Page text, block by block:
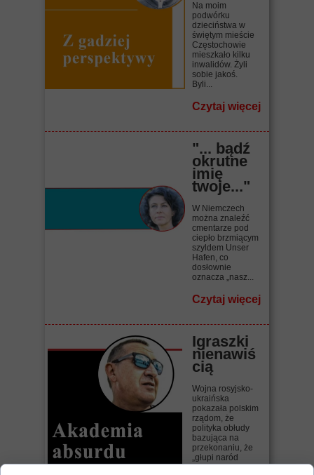
Na moim
podwórku
dzieciństwa w
świętym mieście
Częstochowie
mieszkało kilku
inwalidów. Żyli
sobie jakoś.
Byli...
Czytaj więcej
"... bądź
okrutne
imię
twoje..."
W Niemczech
można znaleźć
cmentarze pod
ciepło brzmiącym
szyldem Unser
Hafen, co
dosłownie
oznacza „nasz...
Czytaj więcej
Igraszki
nienawiś
cią
Wojna rosyjsko-
ukraińska
pokazała polskim
rządom, że
polityka obłudy
bazująca na
przekonaniu, że
„głupi naród
wszystko...